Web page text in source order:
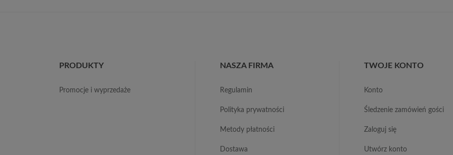
PRODUKTY
promocje i wyprzedaże
NASZA FIRMA
regulamin
polityka prywatności
metody płatności
dostawa
TWOJE KONTO
konto
śledzenie zamówień gości
zaloguj się
utwórz konto